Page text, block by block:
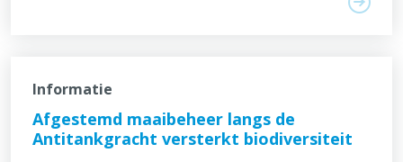
Informatie
Afgestemd maaibeheer langs de
Antitankgracht versterkt biodiversiteit